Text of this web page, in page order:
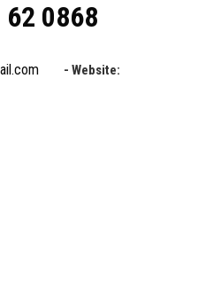
0868
- Website: